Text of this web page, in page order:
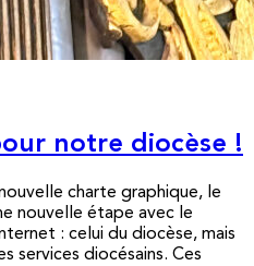
notre diocèse !
charte graphique, le
nouvelle étape avec le
: celui du diocèse, mais
services diocésains. Ces